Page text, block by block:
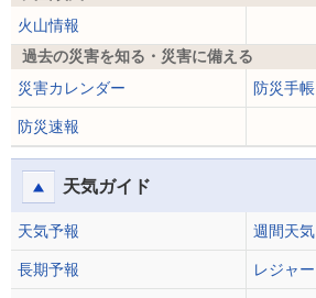
火山情報
過去の災害を知る・災害に備える
災害カレンダー
防災手帳
防災速報
天気ガイド
天気予報 週間天気
長期予報 レジャー